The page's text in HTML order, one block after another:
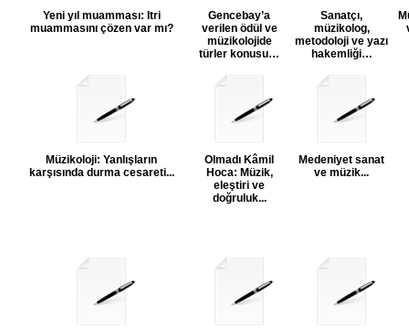
Yeni yıl muamması: Itri
muammasını çözen var mı?
Gencebay’a
verilen ödül ve
müzikolojide
türler konusu…
Sanatçı,
müzikolog,
metodoloji ve yazı
hakemliği…
Müzikoloji: Yanlışların
karşısında durma cesareti...
Olmadı Kâmil
Hoca: Müzik,
eleştiri ve
doğruluk...
Medeniyet sanat
ve müzik...